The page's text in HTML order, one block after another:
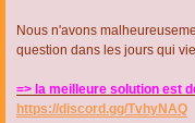
Nous n'avons
question dans les jours qui
=> la meilleure solution est
https://discord.gg/TvhyNAQ